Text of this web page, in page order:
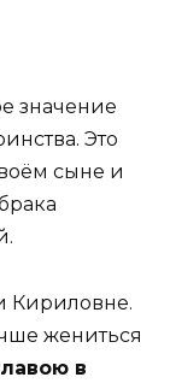
значение
Это
сыне и
Кириловне.
жениться
в